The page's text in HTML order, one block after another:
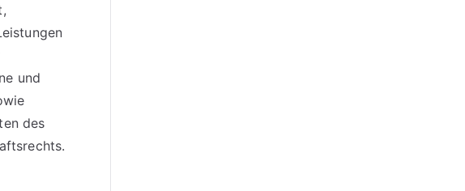
und
des